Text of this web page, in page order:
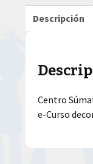
Descripción
Centro
e-Curso